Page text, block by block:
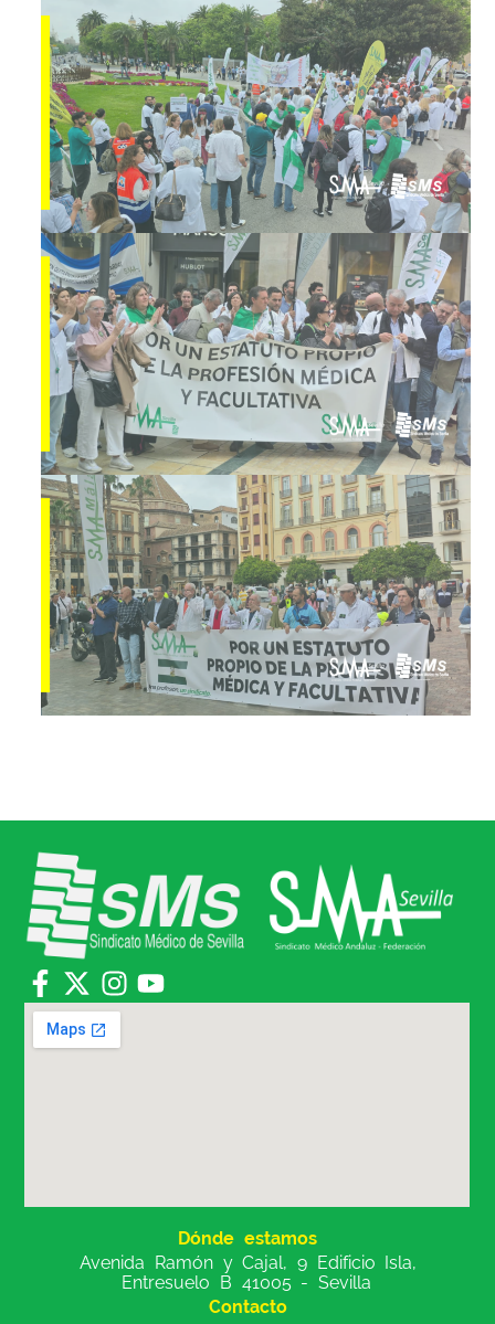
Dónde estamos
Avenida Ramón y Cajal, 9 Edificio Isla,
Entresuelo B 41005 - Sevilla
Contacto